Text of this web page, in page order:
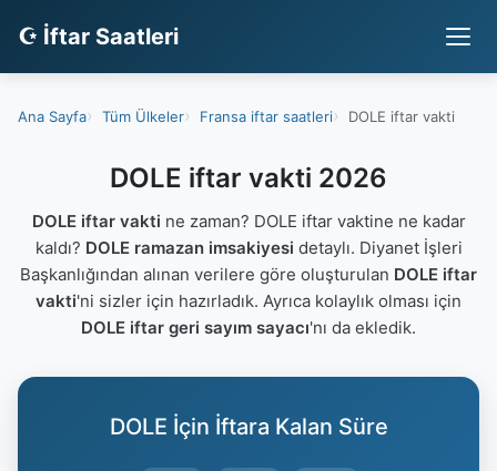
☪ İftar Saatleri
Ana Sayfa Tüm Ülkeler Fransa iftar saatleri DOLE iftar vakti
DOLE iftar vakti 2026
DOLE iftar vakti ne zaman? DOLE iftar vaktine ne kadar
kaldı? DOLE ramazan imsakiyesi detaylı. Diyanet İşleri
Başkanlığından alınan verilere göre oluşturulan DOLE iftar
vakti'ni sizler için hazırladık. Ayrıca kolaylık olması için
DOLE iftar geri sayım sayacı'nı da ekledik.
DOLE İçin İftara Kalan Süre